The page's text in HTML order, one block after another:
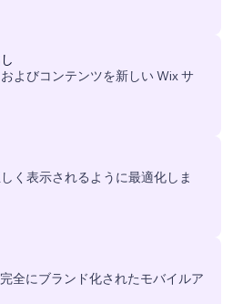
よびコンテンツを新しい Wix サ
く表示されるように最適化しま
全にブランド化されたモバイルア